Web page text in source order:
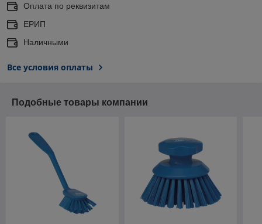
Оплата по реквизитам
ЕРИП
Наличными
Все условия оплаты
Подобные товары компании